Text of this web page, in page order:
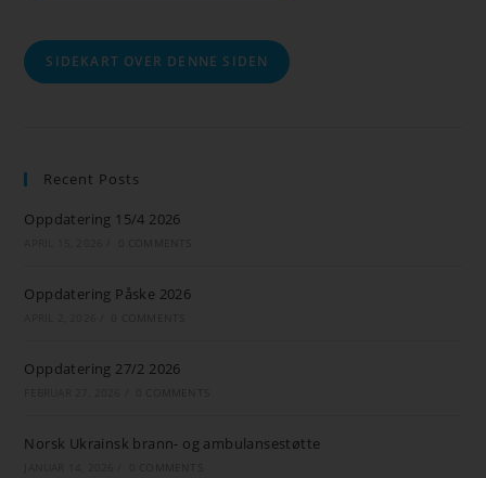
SIDEKART OVER DENNE SIDEN
Recent Posts
Oppdatering 15/4 2026
Oppdatering Påske 2026
Oppdatering 27/2 2026
Norsk Ukrainsk brann- og ambulansestøtte